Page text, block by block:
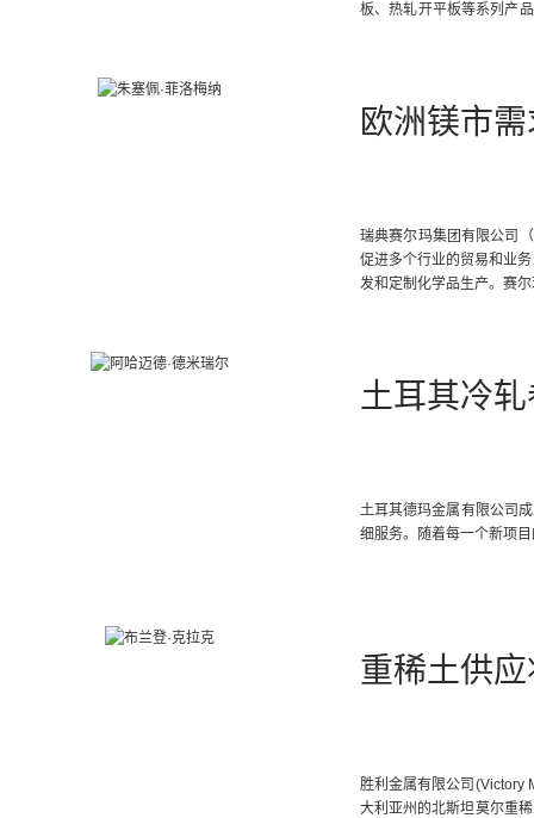
板、热轧开平板等系列产
欧洲镁市
瑞典赛尔玛集团有限公司
促进多个行业的贸易和业
发和定制化学品生产。赛
土耳其冷
土耳其德玛金属有限公司
细服务。随着每一个新项
重稀土供
胜利金属有限公司(Victory
大利亚州的北斯坦莫尔重